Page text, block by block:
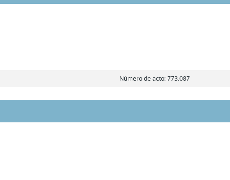
Número de acto: 773.087